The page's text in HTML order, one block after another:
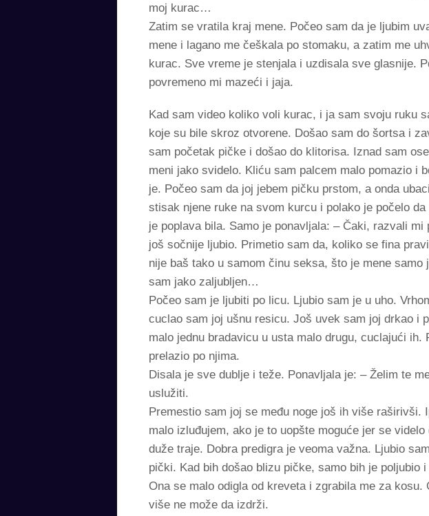
moj kurac…
Zatim se vratila kraj mene. Počeo sam da je ljubim
mene i lagano me češkala po stomaku, a zatim me
kurac. Sve vreme je stenjala i uzdisala sve glasnije.
povremeno mi mazeći i jaja.
Kad sam video koliko voli kurac, i ja sam svoju ruku
koje su bile skroz otvorene. Došao sam do šortsa i
sam početak pičke i došao do klitorisa. Iznad sam
meni jako svidelo. Kliću sam palcem malo pomazio i
je. Počeo sam da joj jebem pičku prstom, a onda
stisak njene ruke na svom kurcu i polako je počelo
je poplava bila. Samo je ponavljala: – Čaki, razvali
još sočnije ljubio. Primetio sam da, koliko se fina
nije baš tako u samom činu seksa, što je mene
sam jako zaljubljen…
Počeo sam je ljubiti po licu. Ljubio sam je u uho.
cuclao sam joj ušnu resicu. Još uvek sam joj drkao i
malo jednu bradavicu u usta malo drugu, cuclajući
prelazio po njima.
Disala je sve dublje i teže. Ponavljala je: – Želim te
uslužiti.
Premestio sam joj se među noge još ih više
malo izluđujem, ako je to uopšte moguće jer se
duže traje. Dobra predigra je veoma važna. Ljubio
pički. Kad bih došao blizu pičke, samo bih je poljubio
Ona se malo odigla od kreveta i zgrabila me za
više ne može da izdrži.